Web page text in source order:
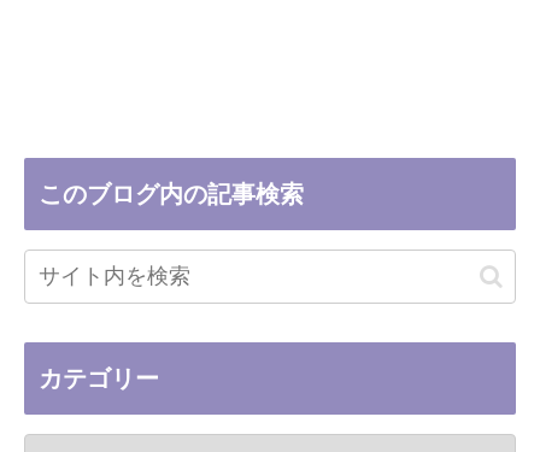
このブログ内の記事検索
カテゴリー